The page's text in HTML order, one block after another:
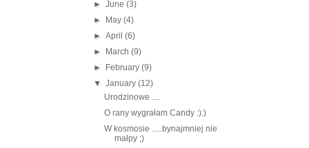
►June(3)
► May(4)
►April(6)
► March(9)
► February(9)
▼January(12)
Urodzinowe ....
O rany wygrałam Candy :):)
W kosmosie .....bynajmniej nie
małpy ;)